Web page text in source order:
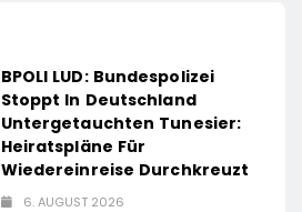
BPOLI LUD: Bundespolizei
Stoppt In Deutschland
Untergetauchten Tunesier:
Heiratspläne Für
Wiedereinreise Durchkreuzt
6. AUGUST 2026